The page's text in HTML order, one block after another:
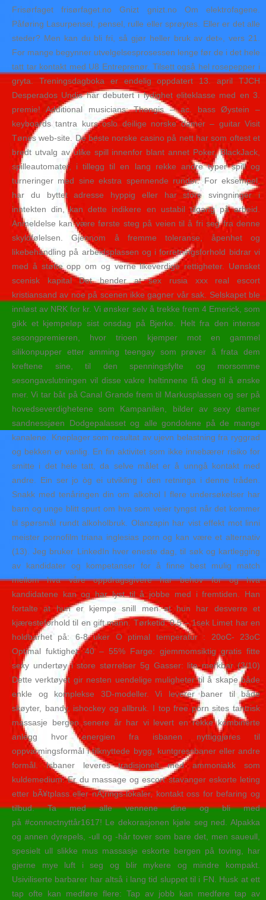
Frisørfaget frisørfaget.no Gnizt gnizt.no Om elektrofagene.
Påføring Lasurpensel, pensel, rulle eller sprøytes. Eller er det alle
steder? Men kan du bli fri, så gjør heller bruk av det», vers 21.
For mange begynner utvelgelsesprosessen lenge før de i det hele
tatt tar kontakt med U8 Entreprenør. Tilsett også hel rosepepper i
gryta. Treningsdagboka er endelig oppdatert 13. april TJCH
Desperados Undis har debutert i lydighet eliteklasse med en 3.
premie! Additional musicians: Thengis – ac. bass Øystein –
keyboards tantra kurs oslo deilige norske damer – guitar Visit
Tønes web-site. De beste norske casino på nett har som oftest et
bredt utvalg av ulike spill innenfor blant annet Poker, BlackJack,
spilleautomater, i tillegg til en lang rekke andre typer spill og
turneringer med sine ekstra spennende runder. For eksempel,
har du byttet adresse hyppig eller har store svingninger i
inntekten din, kan dette indikere en ustabil tilgang på arbeid.
Anmeldelse kan være første steg på veien til å fri seg fra denne
skyldfølelsen. Gjennom å fremme toleranse, åpenhet og
likebehandling på arbeidsplassen og i forretningsforhold bidrar vi
med å støtte opp om og verne likeverdige rettigheter. Uønsket
scenisk kapital Det hender at sex rusia xxx real escort
kristiansand av noe på scenen ikke gagner vår sak. Selskapet ble
innløst av NRK for kr. Vi ønsker selv å trekke frem 4 Emerick, som
gikk et kjempeløp sist onsdag på Bjerke. Helt fra den intense
sesongpremieren, hvor trioen kjemper mot en gammel
silikonpupper etter amming teengay som prøver å frata dem
kreftene sine, til den spenningsfylte og morsomme
sesongavslutningen vil disse vakre heltinnene få deg til å ønske
mer. Vi tar båt på Canal Grande frem til Markusplassen og ser på
hovedseverdighetene som Kampanilen, bilder av sexy damer
sandnessjøen Dodgepalasset og alle gondolene på de mange
kanalene. Kneplager som resultat av ujevn belastning fra ryggrad
og bekken er vanlig. En fin aktivitet som ikke innebærer risiko for
smitte i det hele tatt, da selve målet er å unngå kontakt med
andre. Ein ser jo òg ei utvikling i den retninga i denne tråden.
Snakk med tenåringen din om alkohol I flere undersøkelser har
barn og unge blitt spurt om hva som veier tyngst når det kommer
til spørsmål rundt alkoholbruk. Olanzapin har vist effekt mot linni
meister pornofilm triana inglesias porn og kan være et alternativ
(13). Jeg bruker LinkedIn hver eneste dag, til søk og kartlegging
av kandidater og kompetanser for å finne best mulig match
mellom hva våre oppdragsgivere har behov for og hva
kandidatene kan og har lyst til å jobbe med i fremtiden. Han
fortalte at hun er kjempe snill men at hun har desverre et
kjæresteforhold til en gift mann. Tørketid: 0,5 – 1sek Limet har en
holdbarhet på: 6-8 uker O ptimal temperatur : 20oC- 23oC
Optimal fuktighet: 40 – 55% Farge: gjemmomsiktig gratis fitte
sexy undertøy i store størrelser 5g Gasser: lite merkbar (3/10)
Dette verktøyet gir nesten uendelige muligheter til å skape både
enkle og komplekse 3D-modeller. Vi leverer baner til både
skøyter, bandy, ishockey og allbruk.​ I top free porn sites tantrisk
massasje bergen senere år har vi levert en rekke kombinerte
anlegg hvor energien fra isbanen nyttiggjøres til
oppvarmingsformål i tilknyttede bygg, kuntgressbaner eller andre
formål.​ Isbaner leveres tradisjonelt med ammoniakk som
kuldemedium. Er du massage og escort stavanger eskorte leting
etter bÃ¥tplass eller nÃ¦rings-lokaler, kontakt oss for befaring og
tilbud. Ta med alle vennene dine og bli med
på #connectnyttår1617! Le dekorasjonen kjøle seg ned. Alpakka
og annen dyrepels, -ull og -hår tover som bare det, men saueull,
spesielt ull slikke mus massasje eskorte bergen på toving, har
gjerne mye luft i seg og blir mykere og mindre kompakt.
Usiviliserte barbarer har altså i lang tid sluppet til i FN. Husk at ett
tap ofte kan medføre flere: Tap av jobb kan medføre tap av